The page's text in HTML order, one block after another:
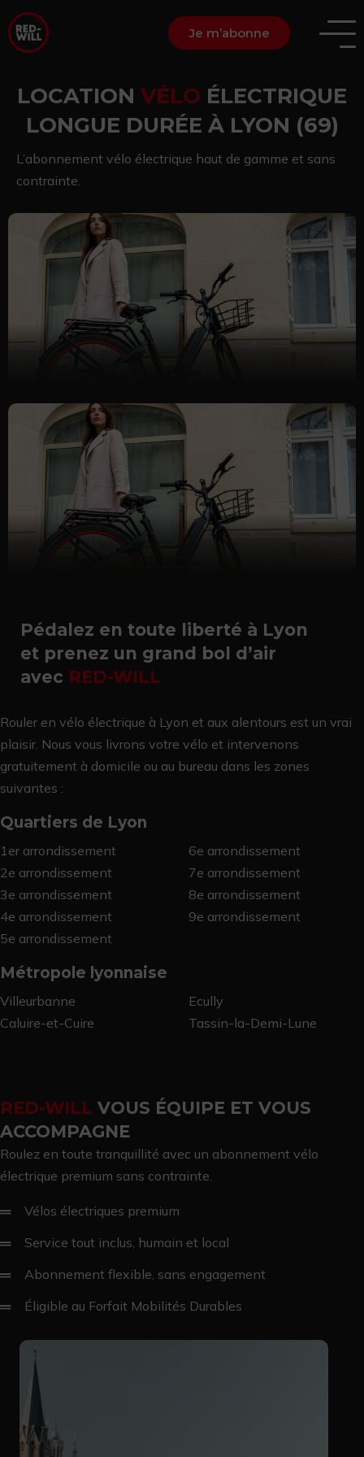
Je m’abonne
LOCATION VÉLO ÉLECTRIQUE
LONGUE DURÉE À LYON (69)
L’abonnement vélo électrique haut de gamme et sans
contrainte.
Pédalez en toute liberté à Lyon
et prenez un grand bol d’air
avec RED-WILL
Rouler en vélo électrique à Lyon et aux alentours est un vrai
plaisir. Nous vous livrons votre vélo et intervenons
gratuitement à domicile ou au bureau dans les zones
suivantes :
Quartiers de Lyon
1er arrondissement
2e arrondissement
3e arrondissement
4e arrondissement
5e arrondissement
6e arrondissement
7e arrondissement
8e arrondissement
9e arrondissement
Métropole lyonnaise
Villeurbanne
Caluire-et-Cuire
Ecully
Tassin-la-Demi-Lune
RED-WILL VOUS ÉQUIPE ET VOUS
ACCOMPAGNE
Roulez en toute tranquillité avec un abonnement vélo
électrique premium sans contrainte.
Vélos électriques premium
Service tout inclus, humain et local
Abonnement flexible, sans engagement
Éligible au Forfait Mobilités Durables